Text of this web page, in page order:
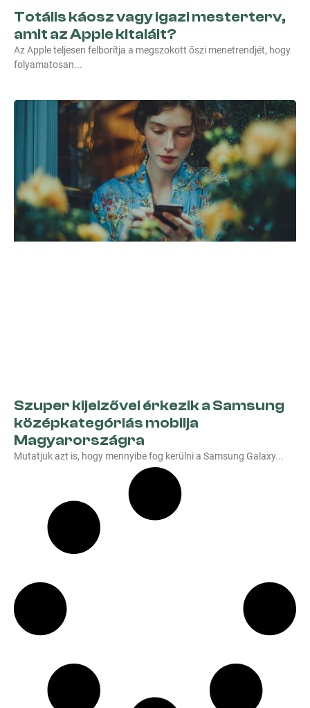
Totális káosz vagy igazi mesterterv,
amit az Apple kitalált?
Az Apple teljesen felborítja a megszokott őszi menetrendjét, hogy
folyamatosan
Szuper kijelzővel érkezik a Samsung
középkategóriás mobilja
Magyarországra
Mutatjuk azt is, hogy mennyibe fog kerülni a Samsung Galaxy